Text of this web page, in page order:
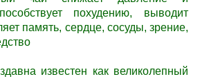
похудению, выводит
память, сердце, сосуды, зрение,
известен как великолепный